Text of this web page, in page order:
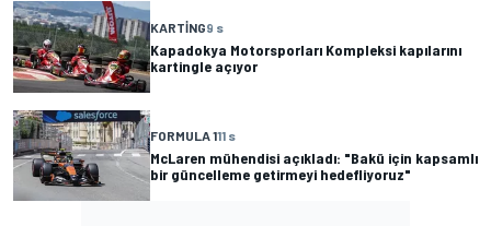
KARTING9 s
Kapadokya Motorsporları Kompleksi kapılarını
kartingle açıyor
FORMULA 111 s
McLaren mühendisi açıkladı: "Bakü için kapsamlı
bir güncelleme getirmeyi hedefliyoruz"